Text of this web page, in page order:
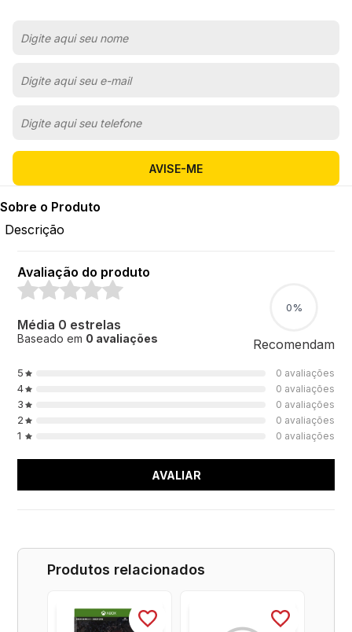
AVISE-ME
Sobre o Produto
Descrição
Avaliação do produto
Média 0 estrelas
Baseado em 0 avaliações
0%
Recomendam
5 0 avaliações
4 0 avaliações
3 0 avaliações
2 0 avaliações
1 0 avaliações
AVALIAR
Produtos relacionados